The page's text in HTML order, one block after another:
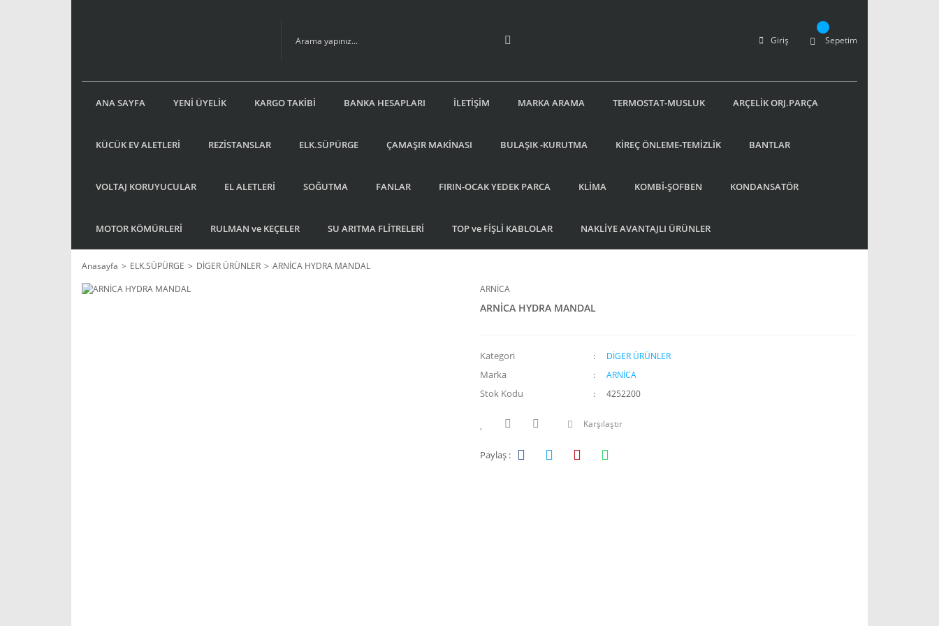
Giriş Sepetim
ANA SAYFA YENİ ÜYELİK KARGO TAKİBİ BANKA HESAPLARI İLETİŞİM MARKA ARAMA TERMOSTAT-MUSLUK ARÇELİK ORJ.PARÇA
KÜCÜK EV ALETLERİ REZİSTANSLAR ELK.SÜPÜRGE ÇAMAŞIR MAKİNASI BULAŞIK -KURUTMA KİREÇ ÖNLEME-TEMİZLİK BANTLAR
VOLTAJ KORUYUCULAR EL ALETLERİ SOĞUTMA FANLAR FIRIN-OCAK YEDEK PARCA KLİMA KOMBİ-ŞOFBEN KONDANSATÖR
MOTOR KÖMÜRLERİ RULMAN ve KEÇELER SU ARITMA FLİTRELERİ TOP ve FİŞLİ KABLOLAR NAKLİYE AVANTAJLI ÜRÜNLER
Anasayfa ELK.SÜPÜRGE DİGER ÜRÜNLER
ARNİCA HYDRA MANDAL
ARNİCA
ARNİCA HYDRA MANDAL
Kategori DİGER ÜRÜNLER
Marka ARNİCA
Stok Kodu 4252200
Karşılaştır
Paylaş :